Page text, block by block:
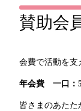
賛助会
会費で活動を支
年会費 一口：
皆さまのあたた